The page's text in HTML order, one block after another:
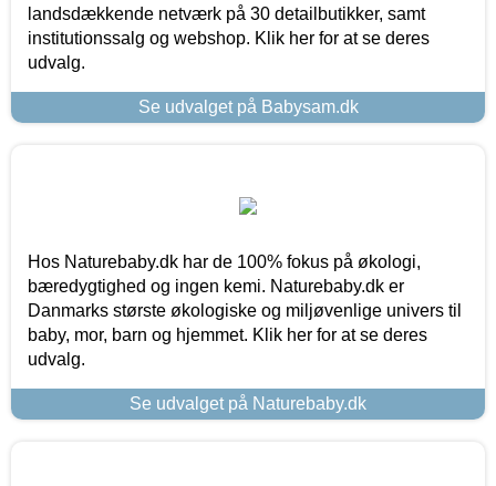
landsdækkende netværk på 30 detailbutikker, samt
institutionssalg og webshop. Klik her for at se deres
udvalg.
Se udvalget på Babysam.dk
Hos Naturebaby.dk har de 100% fokus på økologi,
bæredygtighed og ingen kemi. Naturebaby.dk er
Danmarks største økologiske og miljøvenlige univers til
baby, mor, barn og hjemmet. Klik her for at se deres
udvalg.
Se udvalget på Naturebaby.dk